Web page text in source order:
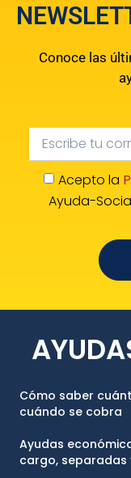
Conoce las
Acepto la
Ayuda-
Cómo saber
cuándo se cobra
Ayudas
cargo, separadas